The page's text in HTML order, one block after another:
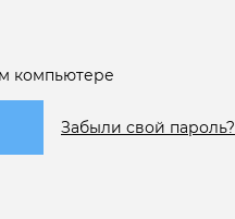
компьютере
Забыли свой пароль?